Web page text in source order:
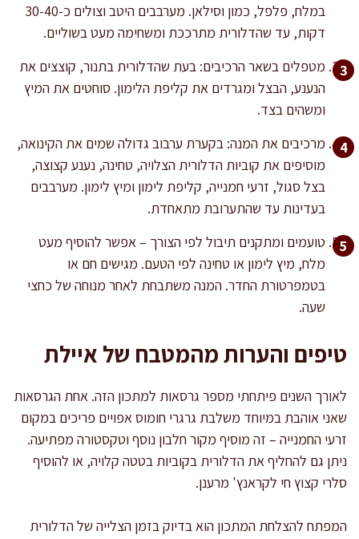
במלח, פלפל, כמון וסילאן. מערבבים היטב וצולים כ-30-40
דקות, עד שהדלורית מתרככת ומשחימה מעט בשוליים.
מטפלים בשאר הרכיבים: בעת שהדלורית בתנור, קוצצים את
הנענע, הבצל ומגרדים את קליפת הלימון. סוחטים את המיץ
ומשהים בצד.
מרכיבים את המנה: בקערת ערבוב גדולה שמים את הקינואה,
מוסיפים את קוביות הדלורית הצלויה, טחינה, נענע קצוצה,
בצל סגול, זרעי חמנייה, קליפת לימון ומיץ לימון. מערבבים
בעדינות עד שהתערובת מתאחדת.
טועמים ומתקנים תיבול לפי הצורך – אפשר להוסיף מעט
מלח, מיץ לימון או טחינה לפי הטעם. מגישים חם או
בטמפרטורת החדר. המנה משתבחת לאחר מנוחה של כחצי
שעה.
טיפים והערות מהמטבח של איילת
לאורך השנים פיתחתי מספר גרסאות למתכון הזה. אחת הגרסאות
שאני אוהבת במיוחד משלבת גרגרי חומוס אפויים פריכים במקום
זרעי החמנייה – זה מוסיף מקור חלבון נוסף וטקסטורה מפתיעה.
ניתן גם להחליף את הדלורית בקוביות בטטה קלויה, או להוסיף
סלרי קצוץ חי לקראנץ' מרענן.
המפתח להצלחת המתכון הוא בדיוק בזמן הצלייה של הדלורית